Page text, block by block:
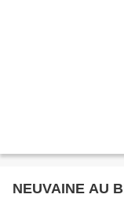
NEUVAINE AU